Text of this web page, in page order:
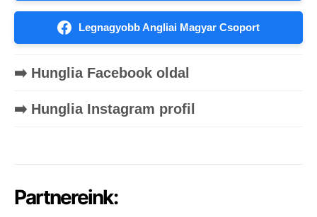
Legnagyobb Angliai Magyar Csoport
➡️ Hunglia Facebook oldal
➡️ Hunglia Instagram profil
Partnereink: